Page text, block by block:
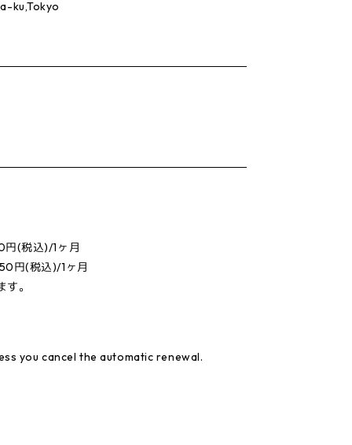
ku,Tokyo
円(税込)/1ヶ月
円(税込)/1ヶ月
。
you cancel the automatic renewal.